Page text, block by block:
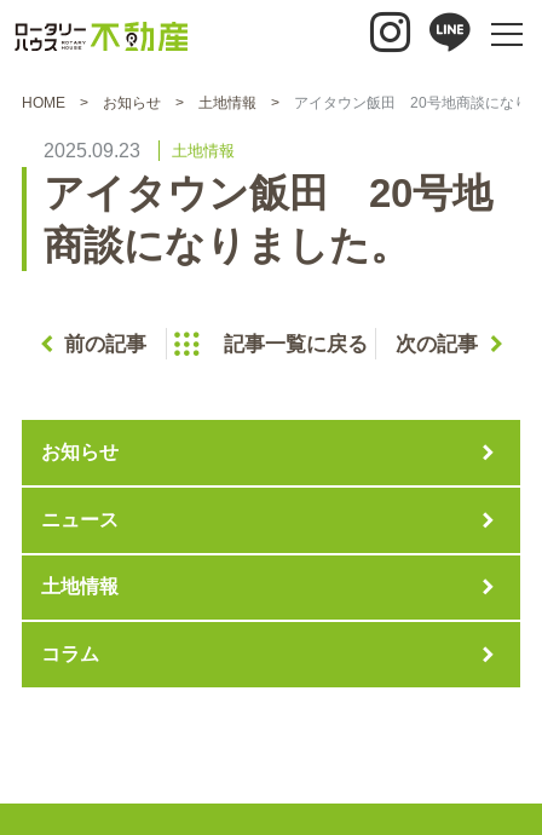
HOME お知らせ 土地情報 アイタウン飯田 20号地商談になり
2025.09.23 土地情報
アイタウン飯田 20号地
商談になりました。
前の記事 記事一覧に戻る 次の記事
お知らせ
ニュース
土地情報
コラム